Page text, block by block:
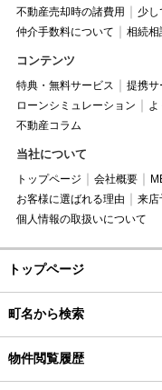
不動産売却時の諸費用
少し
仲介手数料について
相続相
コンテンツ
特典・無料サービス 提携サ
ローンシミュレーション
よ
不動産コラム
当社について
トップページ 会社概要
お客様に選ばれる理由
来店
個人情報の取扱いについて
トップページ
町名から検索
物件閲覧履歴